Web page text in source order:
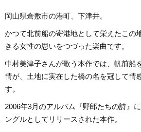
岡山県倉敷市の港町、下津井。
かつて北前船の寄港地として栄えたこの
きる女性の思いをつづった楽曲です。
中村美津子さんが歌う本作では、帆前船
情が、土地に実在した橋の名を冠して情
す。
2006年3月のアルバム『野郎たちの詩』
ングルとしてリリースされた本作。